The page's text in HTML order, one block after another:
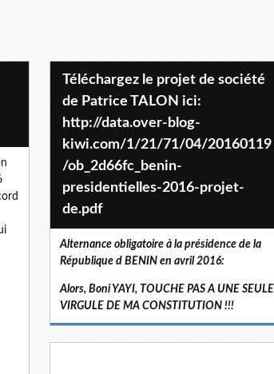
Téléchargez le projet de société
de Patrice TALON ici:
http://data.over-blog-
kiwi.com/1/21/71/04/20160119
/ob_2d66fc_benin-
presidentielles-2016-projet-
de.pdf
Alternance obligatoire à la présidence de la
République d BENIN en avril 2016:
Alors, Boni YAYI, TOUCHE PAS A UNE SEULE
VIRGULE DE MA CONSTITUTION !!!